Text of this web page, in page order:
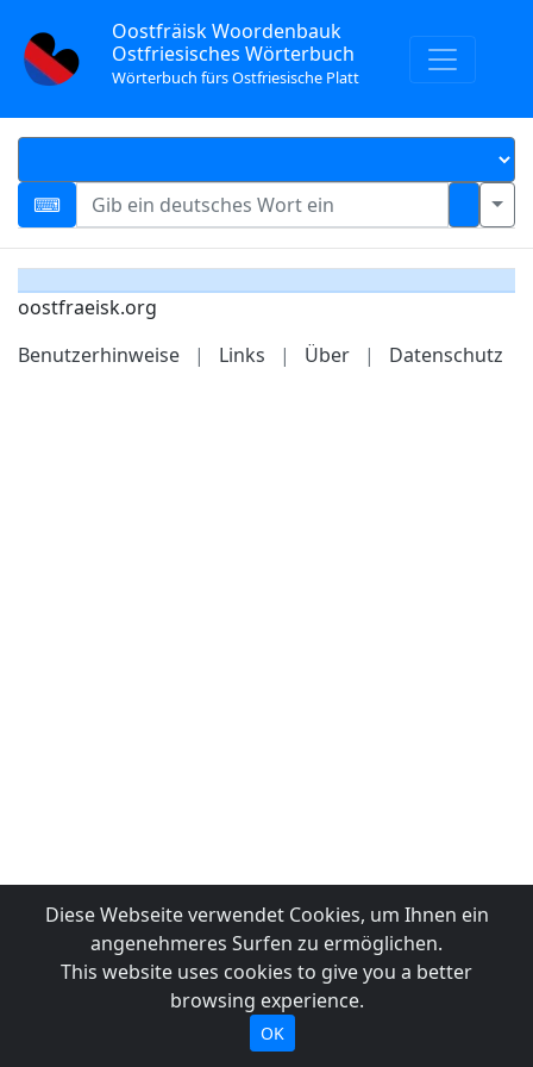
Oostfräisk Woordenbauk
Ostfriesisches Wörterbuch
Wörterbuch fürs Ostfriesische Platt
oostfraeisk.org
Benutzerhinweise
| Links | Über | Datenschutz
Diese Webseite verwendet Cookies, um Ihnen ein
angenehmeres Surfen zu ermöglichen.
This website uses cookies to give you a better
browsing experience.
OK